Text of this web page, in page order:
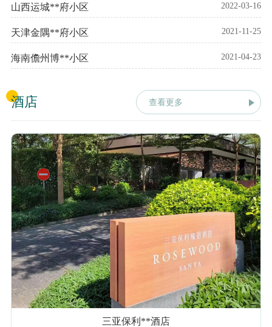
山西运城**府小区 2022-03-16
天津金隅**府小区 2021-11-25
海南儋州博**小区 2021-04-23
酒店 查看更多
三亚保利**酒店